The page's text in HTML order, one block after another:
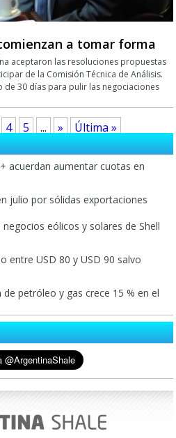
a tomar forma
aceptaron las resoluciones propuestas
de la Comisión Técnica de Análisis.
30 días para pulir las negociaciones
4 5 ... »
Última »
acuerdan aumentar cuotas en
julio por sólidas exportaciones
eólicos y solares de Shell
entre USD 80 y USD 90 salvo
petróleo y gas crece 15 % en el